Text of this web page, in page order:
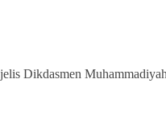
Dikdasmen